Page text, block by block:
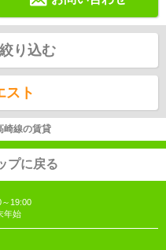
り込む
スト
崎線の賃貸
プに戻る
19:00
年始